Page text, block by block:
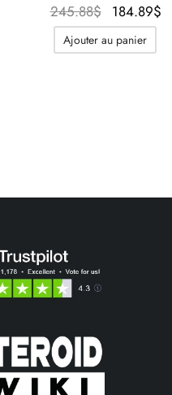
245.88$
Le prix
initial
était :
184.89$
Ajouter au panier